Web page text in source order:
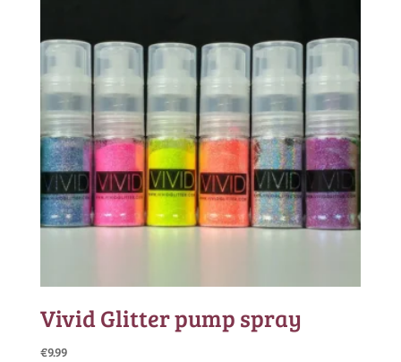
Vivid Glitter pump spray
€9.99